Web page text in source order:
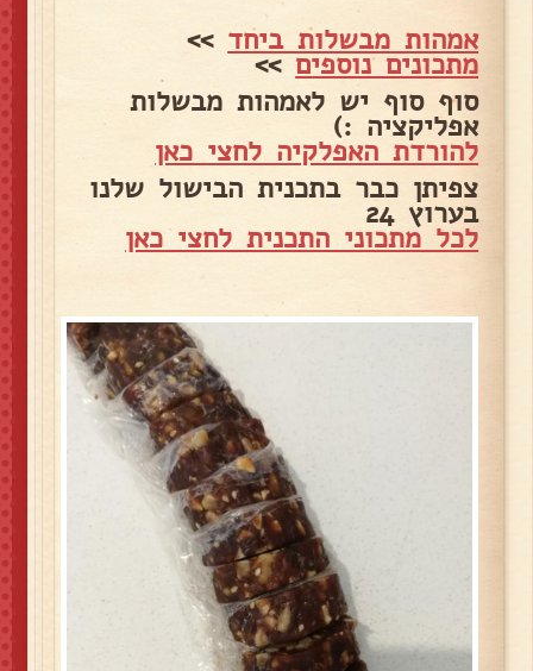
אמהות מבשלות ביחד >>
מתכונים נוספים>>
סוף סוף יש לאמהות מבשלות
אפליקציה :)
להורדת האפלקיה לחצי כאן
צפיתן כבר בתכנית הבישול שלנו
בערוץ 24
לכל מתכוני התכנית לחצי כאן